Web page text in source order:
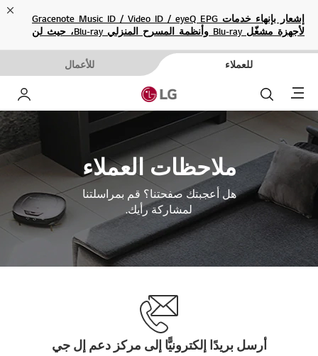
إشعار بإنهاء خدمات Gracenote Music ID / Video ID / eyeQ EPG
لأجهزة مشغّل Blu-ray وأنظمة المسرح المنزلي Blu-ray، حيث لن
للعملاء للأعمال
Menu بحث
ملاحظات العملاء
هل أعجبتك صفحتنا؟ قم بمراسلتنا
لمشاركة رأيك.
أرسل بريدًا إلكترونيًّا إلى مركز دعم إل جي